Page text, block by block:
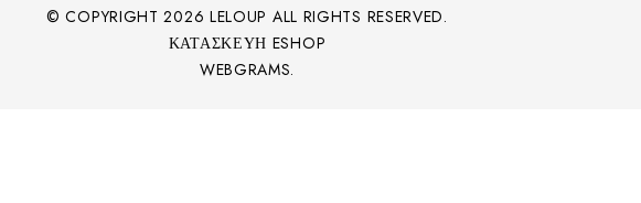
© COPYRIGHT2026 LELOUP ALL RIGHTS RESERVED.
ΚΑΤΑΣΚΕΥΉ ESHOP
WEBGRAMS.